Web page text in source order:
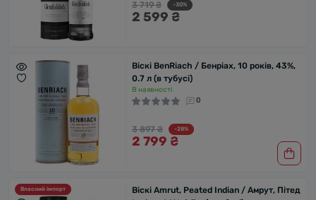
3 719 ₴ -30%
2 599 ₴
Віскі BenRiach / Бенріах, 10 років, 43%,
0.7 л (в тубусі)
В наявності
0
3 897 ₴ -28%
2 799 ₴
Власний імпорт
Віскі Amrut, Peated Indian / Амрут, Пітед